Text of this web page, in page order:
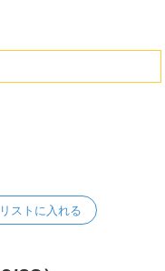
ストに入れる